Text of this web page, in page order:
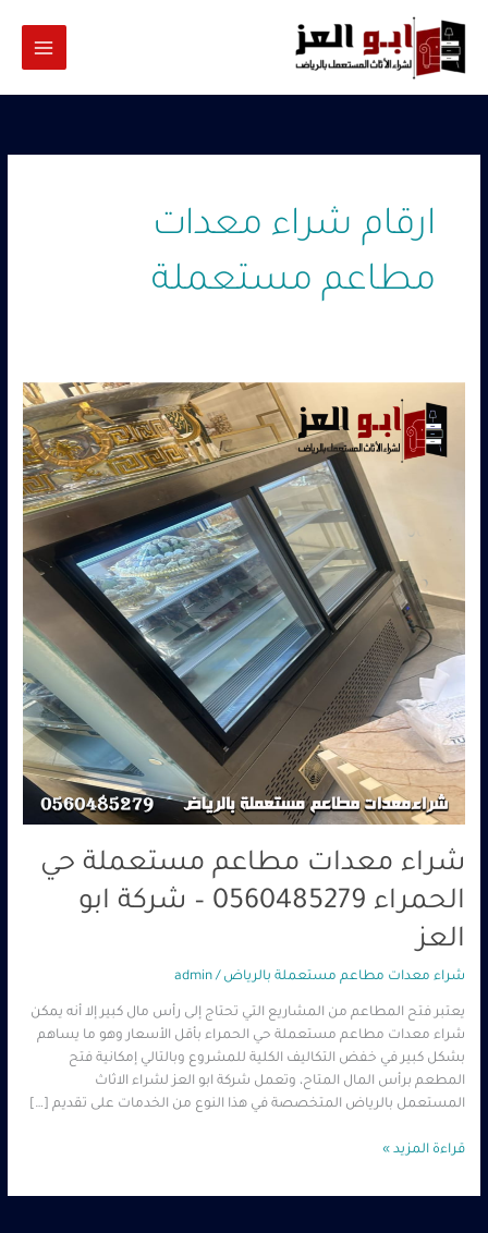
المحتوى
ارقام شراء معدات
مطاعم مستعملة
شراء معدات مطاعم مستعملة حي
الحمراء 0560485279 – شركة ابو
العز
شراء معدات مطاعم مستعملة بالرياض /
admin
يعتبر فتح المطاعم من المشاريع التي تحتاج إلى رأس مال كبير إلا أنه يمكن
شراء معدات مطاعم مستعملة حي الحمراء بأقل الأسعار وهو ما يساهم
بشكل كبير في خفض التكاليف الكلية للمشروع وبالتالي إمكانية فتح
المطعم برأس المال المتاح، وتعمل شركة ابو العز لشراء الاثاث
المستعمل بالرياض المتخصصة في هذا النوع من الخدمات على تقديم […]
معدات
مطاعم
مستعملة
0560485279
ابو
العز
قراءة المزيد »